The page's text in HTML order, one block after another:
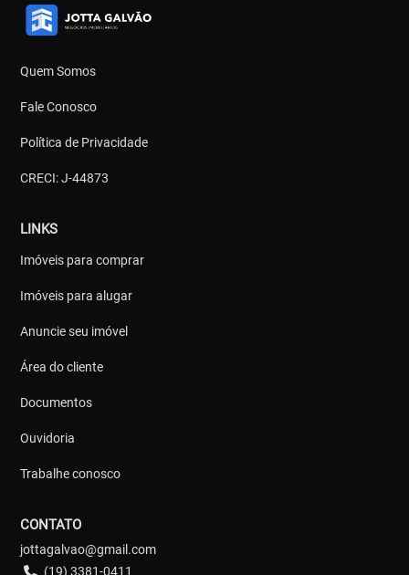
Quem Somos
Fale Conosco
Política de Privacidade
CRECI: J-44873
LINKS
Imóveis para comprar
Imóveis para alugar
Anuncie seu imóvel
Área do cliente
Documentos
Ouvidoria
Trabalhe conosco
CONTATO
jottagalvao@gmail.com
(19) 3381-0411